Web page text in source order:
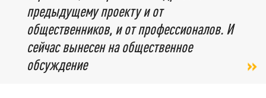
предыдущему проекту и от
общественников, и от профессионалов. И
сейчас вынесен на общественное
обсуждение